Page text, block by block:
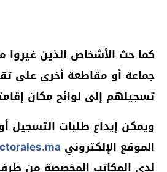
كما حث الأشخاص الذين غيروا
جماعة أو مقاطعة أخرى على
تسجيلهم إلى لوائح مكان
ويمكن إيداع طلبات التسجيل
الموقع الإلكتروني
لدى المكاتب المخصصة من